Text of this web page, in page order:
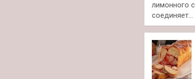
лимонного
соединяет…